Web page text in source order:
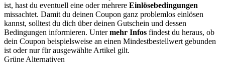
ist, hast du eventuell eine oder mehrere Einlösebedingungen
missachtet. Damit du deinen Coupon ganz problemlos einlösen
kannst, solltest du dich über deinen Gutschein und dessen
Bedingungen informieren. Untermehr Infos findest du heraus, ob
dein Coupon beispielsweise an einen Mindestbestellwert gebunden
ist oder nur für ausgewählte Artikel gilt.
Grüne Alternativen